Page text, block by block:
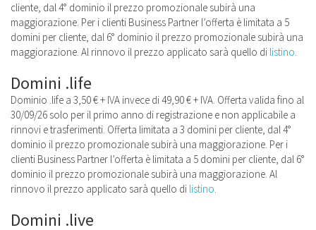
cliente, dal 4° dominio il prezzo promozionale subirà una
maggiorazione. Per i clienti Business Partner l’offerta è limitata a 5
domini per cliente, dal 6° dominio il prezzo promozionale subirà una
maggiorazione. Al rinnovo il prezzo applicato sarà quello di listino.
Domini .life
Dominio .life a 3,50 € + IVA invece di 49,90 € + IVA. Offerta valida fino al
30/09/26 solo per il primo anno di registrazione e non applicabile a
rinnovi e trasferimenti. Offerta limitata a 3 domini per cliente, dal 4°
dominio il prezzo promozionale subirà una maggiorazione. Per i
clienti Business Partner l’offerta è limitata a 5 domini per cliente, dal 6°
dominio il prezzo promozionale subirà una maggiorazione. Al
rinnovo il prezzo applicato sarà quello di listino.
Domini .live